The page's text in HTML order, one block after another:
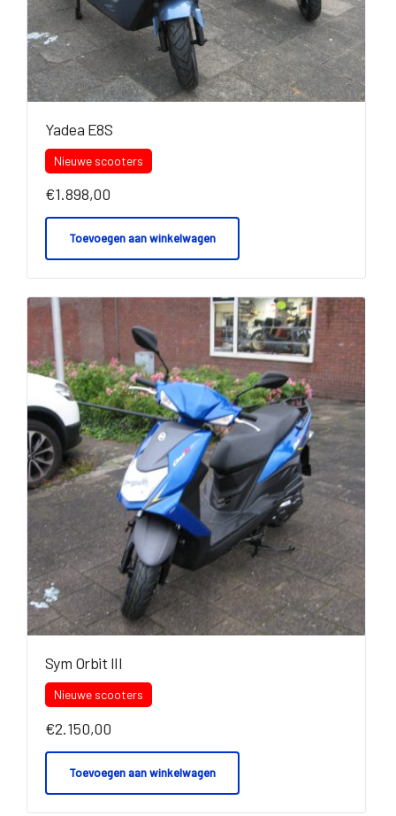
Yadea E8S
Nieuwe scooters
€1.898,00
Toevoegen aan winkelwagen
Sym Orbit III
Nieuwe scooters
€2.150,00
Toevoegen aan winkelwagen